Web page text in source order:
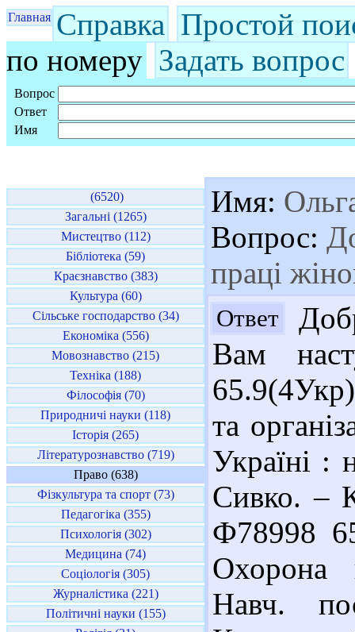
Главная Справка Простой
по номеру Задать вопрос
Вопрос
Ответ
Имя
(6520)
Загальні (1265)
Мистецтво (112)
Бібліотека (59)
Краєзнавство (383)
Культура (60)
Сільське господарство (34)
Економіка (556)
Мовознавство (215)
Техніка (188)
Філософія (70)
Природничі науки (118)
Історія (265)
Літературознавство (719)
Право (638)
Фізкультура та спорт (73)
Педагогіка (355)
Психологія (302)
Медицина (74)
Соціологія (305)
Журналістика (221)
Політичні науки (155)
Имя:
Вопрос:
праці
Ответ
Вам
та
Україні :
Сивко. –
Ф78998
Охорона
Навч.